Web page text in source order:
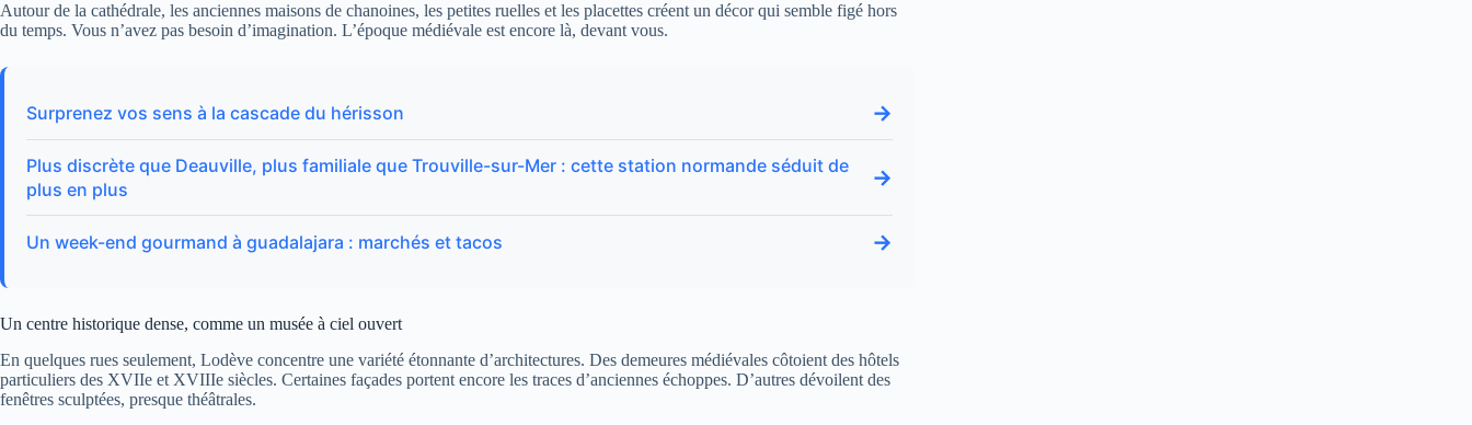
Autour de la cathédrale, les anciennes maisons de chanoines, les petites ruelles et les placettes créent un décor qui semble figé hors
du temps. Vous n’avez pas besoin d’imagination. L’époque médiévale est encore là, devant vous.
Surprenez vos sens à la cascade du hérisson →
Plus discrète que Deauville, plus familiale que Trouville-sur-Mer : cette station normande séduit de
plus en plus
→
Un week-end gourmand à guadalajara : marchés et tacos →
Un centre historique dense, comme un musée à ciel ouvert
En quelques rues seulement, Lodève concentre une variété étonnante d’architectures. Des demeures médiévales côtoient des hôtels
particuliers des XVIIe et XVIIIe siècles. Certaines façades portent encore les traces d’anciennes échoppes. D’autres dévoilent des
fenêtres sculptées, presque théâtrales.